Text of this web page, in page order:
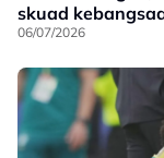
skuad
06/07/2026